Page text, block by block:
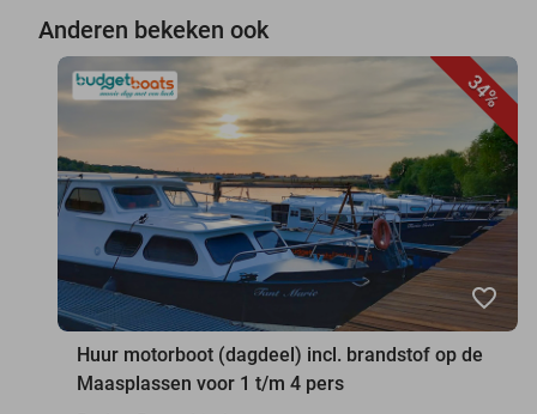
Anderen bekeken ook
34%
favorite_border
Huur motorboot (dagdeel) incl. brandstof op de
Maasplassen voor 1 t/m 4 pers